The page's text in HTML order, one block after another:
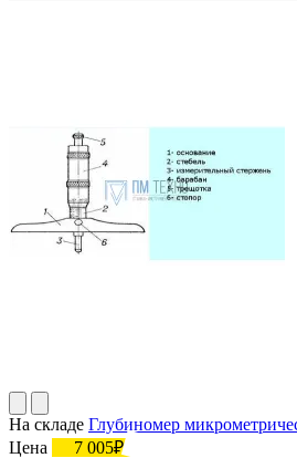
На складе Глубиномер
Цена
7 005₽